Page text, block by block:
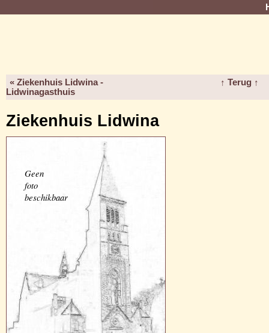
« Ziekenhuis Lidwina -
Lidwinagasthuis
↑ Terug ↑
Ziekenhuis Lidwina
Geen
foto
beschikbaar